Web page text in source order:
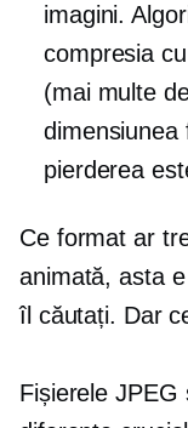
imagini.
compresia
(mai multe
dimensiunea
pierderea
Ce format ar
animată, asta e
îl căutați. Dar
Fișierele